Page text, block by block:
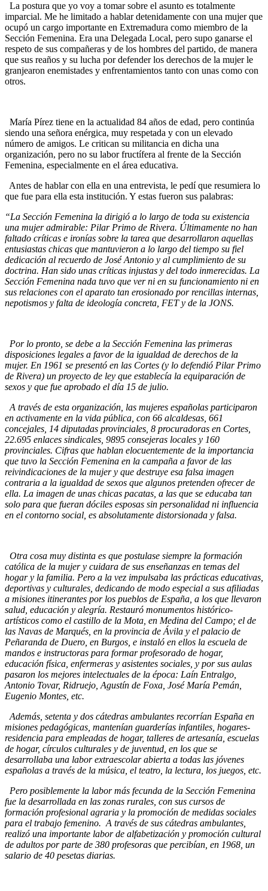
La postura que yo voy a tomar sobre el asunto es totalmente
imparcial. Me he limitado a hablar detenidamente con una mujer que
ocupó un cargo importante en Extremadura como miembro de la
Sección Femenina. Era una Delegada Local, pero supo ganarse el
respeto de sus compañeras y de los hombres del partido, de manera
que sus reaños y su lucha por defender los derechos de la mujer le
granjearon enemistades y enfrentamientos tanto con unas como con
otros.
María Pírez tiene en la actualidad 84 años de edad, pero continúa
siendo una señora enérgica, muy respetada y con un elevado
número de amigos. Le critican su militancia en dicha una
organización, pero no su labor fructífera al frente de la Sección
Femenina, especialmente en el área educativa.
Antes de hablar con ella en una entrevista, le pedí que resumiera lo
que fue para ella esta institución. Y estas fueron sus palabras:
“La Sección Femenina la dirigió a lo largo de toda su existencia
una mujer admirable: Pilar Primo de Rivera. Últimamente no han
faltado críticas e ironías sobre la tarea que desarrollaron aquellas
entusiastas chicas que mantuvieron a lo largo del tiempo su fiel
dedicación al recuerdo de José Antonio y al cumplimiento de su
doctrina. Han sido unas críticas injustas y del todo inmerecidas. La
Sección Femenina nada tuvo que ver ni en su funcionamiento ni en
sus relaciones con el aparato tan erosionado por rencillas internas,
nepotismos y falta de ideología concreta, FET y de la JONS.
Por lo pronto, se debe a la Sección Femenina las primeras
disposiciones legales a favor de la igualdad de derechos de la
mujer. En 1961 se presentó en las Cortes (y lo defendió Pilar Primo
de Rivera) un proyecto de ley que establecía la equiparación de
sexos y que fue aprobado el día 15 de julio.
A través de esta organización, las mujeres españolas participaron
en activamente en la vida pública, con 66 alcaldesas, 661
concejales, 14 diputadas provinciales, 8 procuradoras en Cortes,
22.695 enlaces sindicales, 9895 consejeras locales y 160
provinciales. Cifras que hablan elocuentemente de la importancia
que tuvo la Sección Femenina en la campaña a favor de las
reivindicaciones de la mujer y que destruye esa falsa imagen
contraria a la igualdad de sexos que algunos pretenden ofrecer de
ella. La imagen de unas chicas pacatas, a las que se educaba tan
solo para que fueran dóciles esposas sin personalidad ni influencia
en el contorno social, es absolutamente distorsionada y falsa.
Otra cosa muy distinta es que postulase siempre la formación
católica de la mujer y cuidara de sus enseñanzas en temas del
hogar y la familia. Pero a la vez impulsaba las prácticas educativas,
deportivas y culturales, dedicando de modo especial a sus afiliadas
a misiones itinerantes por los pueblos de España, a los que llevaron
salud, educación y alegría. Restauró monumentos histórico-
artísticos como el castillo de la Mota, en Medina del Campo; el de
las Navas de Marqués, en la provincia de Ávila y el palacio de
Peñaranda de Duero, en Burgos, e instaló en ellos la escuela de
mandos e instructoras para formar profesorado de hogar,
educación física, enfermeras y asistentes sociales, y por sus aulas
pasaron los mejores intelectuales de la época: Laín Entralgo,
Antonio Tovar, Ridruejo, Agustín de Foxa, José María Pemán,
Eugenio Montes, etc.
Además, setenta y dos cátedras ambulantes recorrían España en
misiones pedagógicas, mantenían guarderías infantiles, hogares-
residencia para empleadas de hogar, talleres de artesanía, escuelas
de hogar, círculos culturales y de juventud, en los que se
desarrollaba una labor extraescolar abierta a todas las jóvenes
españolas a través de la música, el teatro, la lectura, los juegos, etc.
Pero posiblemente la labor más fecunda de la Sección Femenina
fue la desarrollada en las zonas rurales, con sus cursos de
formación profesional agraria y la promoción de medidas sociales
para el trabajo femenino. A través de sus cátedras ambulantes,
realizó una importante labor de alfabetización y promoción cultural
de adultos por parte de 380 profesoras que percibían, en 1968, un
salario de 40 pesetas diarias.